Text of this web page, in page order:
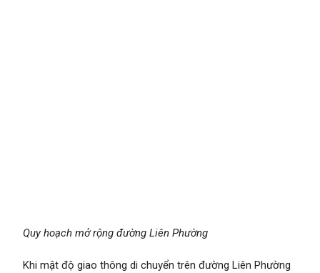
Quy hoạch mở rộng đường Liên Phường
Khi mật độ giao thông di chuyển trên đường Liên Phường